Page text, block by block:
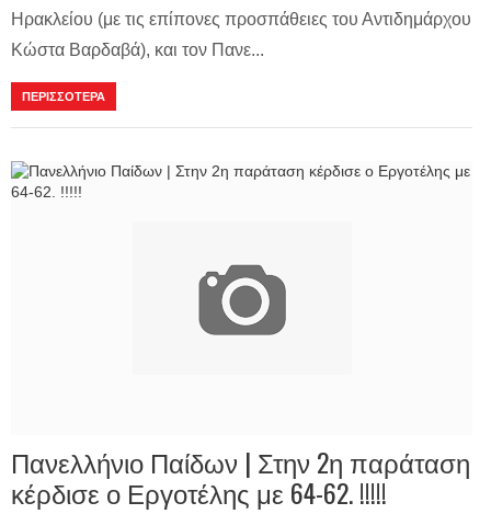
Ηρακλείου (με τις επίπονες προσπάθειες του Αντιδημάρχου
Κώστα Βαρδαβά), και τον Πανε...
ΠΕΡΙΣΣΟΤΕΡΑ
Πανελλήνιο Παίδων | Στην 2η παράταση
κέρδισε ο Εργοτέλης με 64-62. !!!!!